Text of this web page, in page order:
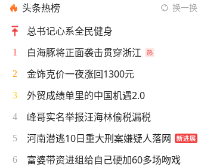
头条热榜 换一换
总书记心系全民健身
1 白海豚将正面袭击贯穿浙江
2 金饰克价一夜涨回1300元
3 外贸成绩单里的中国机遇2.0
4 峰哥实名举报汪海林偷税漏税
5 河南潜逃10日重大刑案嫌疑人落网
6 富婆带资进组给自己硬加60多场吻戏